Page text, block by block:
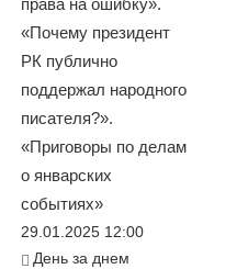
права на ошибку».
«Почему президент
РК публично
поддержал народного
писателя?».
«Приговоры по делам
о январских
событиях»
29.01.2025 12:00
День за днем